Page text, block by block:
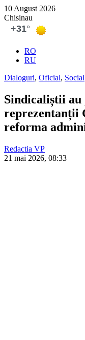
10 August 2026
Chisinau
RO
RU
Dialoguri, Oficial, Social
Sindicaliștii
reprezentanții
reforma
Redactia VP
21 mai 2026, 08:33